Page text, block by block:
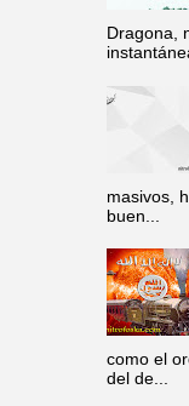
Dragona,
masivos,
buen...
como el
del de...